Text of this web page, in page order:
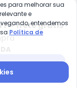
a nossa Política
/ CNPJ:
Badenfurt -
+ frete grátis
para melhorar sua
e
entendemos
Política de